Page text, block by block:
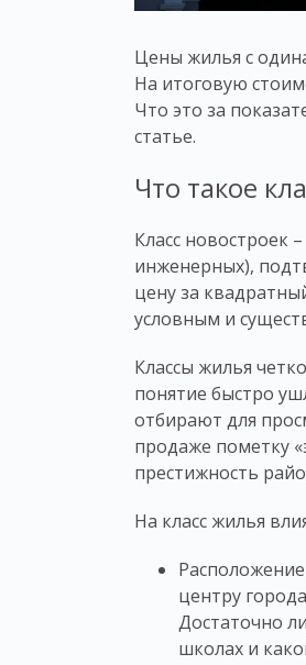
Цены жилья с
На итоговую
Что это за
статье.
Что такое
Класс новостроек
инженерных),
цену за
условным и
Классы жилья
понятие быстро
отбирают для
продаже пометку
престижность
На класс жилья
центру
Достаточно
школах и